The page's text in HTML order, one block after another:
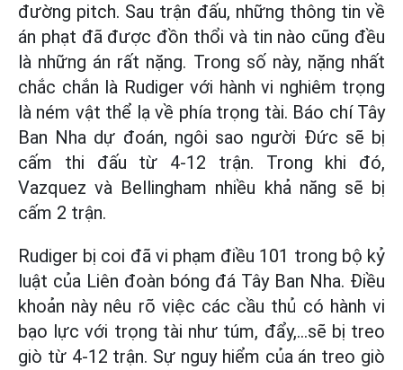
đường pitch. Sau trận đấu, những thông tin về
án phạt đã được đồn thổi và tin nào cũng đều
là những án rất nặng. Trong số này, nặng nhất
chắc chắn là Rudiger với hành vi nghiêm trọng
là ném vật thể lạ về phía trọng tài. Báo chí Tây
Ban Nha dự đoán, ngôi sao người Đức sẽ bị
cấm thi đấu từ 4-12 trận. Trong khi đó,
Vazquez và Bellingham nhiều khả năng sẽ bị
cấm 2 trận.
Rudiger bị coi đã vi phạm điều 101 trong bộ kỷ
luật của Liên đoàn bóng đá Tây Ban Nha. Điều
khoản này nêu rõ việc các cầu thủ có hành vi
bạo lực với trọng tài như túm, đẩy,...sẽ bị treo
giò từ 4-12 trận. Sự nguy hiểm của án treo giò